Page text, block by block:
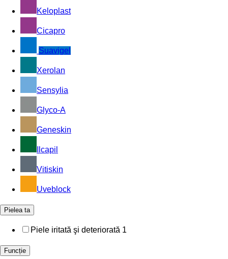
Keloplast
Cicapro
Suavigel
Xerolan
Sensylia
Glyco-A
Geneskin
Ilcapil
Vitiskin
Uveblock
Pielea ta
Piele iritată şi deteriorată 1
Funcție